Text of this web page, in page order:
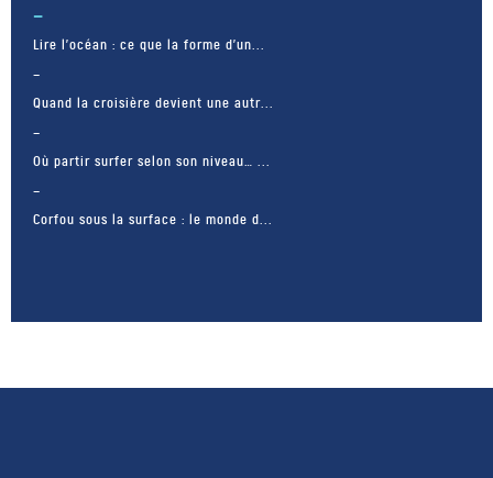
Lire l’océan : ce que la forme d’un...
Quand la croisière devient une autr...
Où partir surfer selon son niveau… ...
Corfou sous la surface : le monde d...